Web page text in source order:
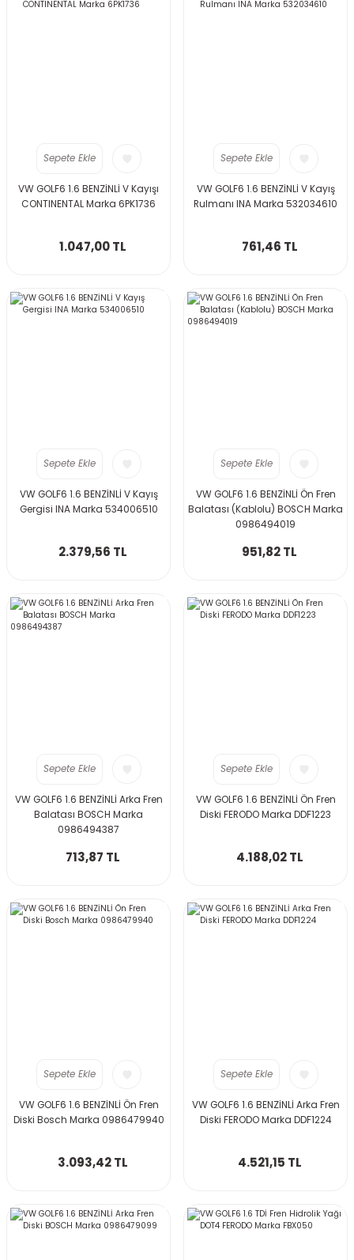
Sepete Ekle
VW GOLF6 1.6 BENZİNLİ V Kayışı
CONTINENTAL Marka 6PK1736
1.047,00 TL
Sepete Ekle
VW GOLF6 1.6 BENZİNLİ V Kayış
Rulmanı INA Marka 532034610
761,46 TL
Sepete Ekle
VW GOLF6 1.6 BENZİNLİ V Kayış
Gergisi INA Marka 534006510
2.379,56 TL
Sepete Ekle
VW GOLF6 1.6 BENZİNLİ Ön Fren
Balatası (Kablolu) BOSCH Marka
0986494019
951,82 TL
Sepete Ekle
VW GOLF6 1.6 BENZİNLİ Arka Fren
Balatası BOSCH Marka
0986494387
713,87 TL
Sepete Ekle
VW GOLF6 1.6 BENZİNLİ Ön Fren
Diski FERODO Marka DDF1223
4.188,02 TL
Sepete Ekle
VW GOLF6 1.6 BENZİNLİ Ön Fren
Diski Bosch Marka 0986479940
3.093,42 TL
Sepete Ekle
VW GOLF6 1.6 BENZİNLİ Arka Fren
Diski FERODO Marka DDF1224
4.521,15 TL